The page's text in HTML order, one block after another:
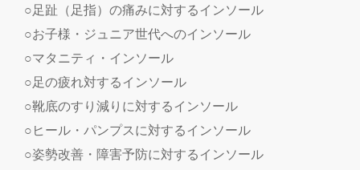
○足趾（足指）の痛みに対するインソール
○お子様・ジュニア世代へのインソール
○マタニティ・インソール
○足の疲れ対するインソール
○靴底のすり減りに対するインソール
○ヒール・パンプスに対するインソール
○姿勢改善・障害予防に対するインソール